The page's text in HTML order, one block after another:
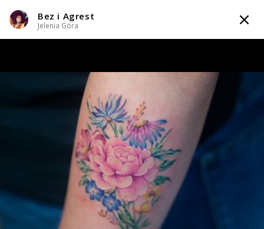
TATTOOARTIST
Jelenia Góra
Abstrakcyjny / Dotwork / Geometryczny / Ornamenty /
Watercolor
WIADOMOŚĆ
WZORY TATTOO LIFE
Bez i Agrest
Jelenia Góra